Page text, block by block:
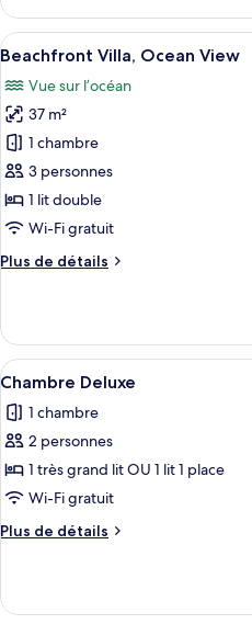
le
type
de
Deluxe
Family
Room
Afficher
toutes
les
photos
pour
ce
type
de
chambre :
Beachfront
View
1
Beachfront Villa, Ocean View
Vue sur l’océan
37 m²
1 chambre
3 personnes
1 lit double
Wi-Fi gratuit
Plus de détails
Plus
le
type
de
Beachfront
Villa,
View
Afficher
toutes
les
photos
pour
ce
type
de
Chambre
1
Chambre Deluxe
1 chambre
2 personnes
1 très grand lit OU 1 lit 1 place
Wi-Fi gratuit
Plus de détails
Plus
le